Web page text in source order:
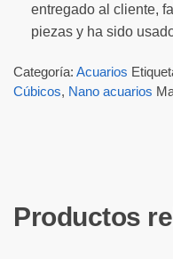
entregado al cliente,
piezas y ha sido
Categoría: Acuarios
Cúbicos, Nano acuarios
Productos